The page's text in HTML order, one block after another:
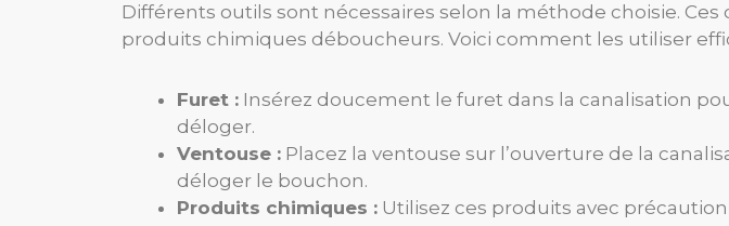
Différents outils sont nécessaires selon la méthode choisie.
produits chimiques déboucheurs. Voici comment les utiliser
Furet : Insérez doucement le furet dans la canalisation
déloger.
Ventouse : Placez la ventouse sur l’ouverture de la
déloger le bouchon.
Produits chimiques : Utilisez ces produits avec